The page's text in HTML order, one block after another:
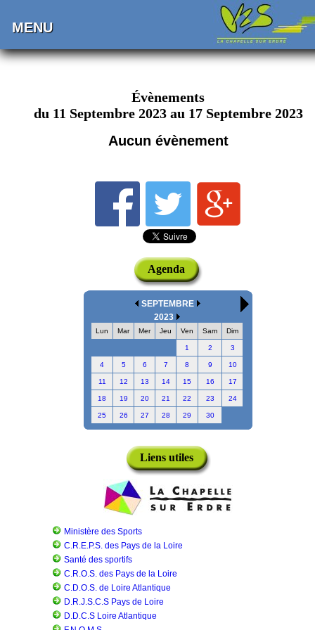
MENU
Évènements
du 11 Septembre 2023 au 17 Septembre 2023
Aucun évènement
Agenda
SEPTEMBRE
2023
Lun Mar Mer Jeu Ven Sam Dim
1 2 3
4 5 6 7 8 9 10
11 12 13 14 15 16 17
18 19 20 21 22 23 24
25 26 27 28 29 30
Liens utiles
Ministère des Sports
C.R.E.P.S. des Pays de la Loire
Santé des sportifs
C.R.O.S. des Pays de la Loire
C.D.O.S. de Loire Atlantique
D.R.J.S.C.S Pays de Loire
D.D.C.S Loire Atlantique